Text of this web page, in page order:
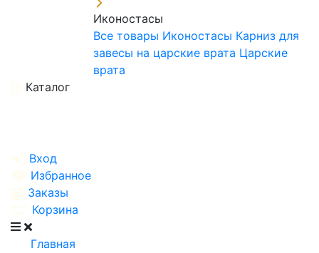
Иконостасы
Все товары Иконостасы Карниз для
завесы на царские врата Царские
врата
Каталог
Вход
Избранное
Заказы
Корзина
Главная